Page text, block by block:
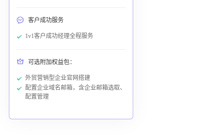
客户成功服务
1v1客户成功经理全程服务
可选附加权益包：
外贸营销型企业官网搭建
配置企业域名邮箱，含企业邮箱选取、
配置管理